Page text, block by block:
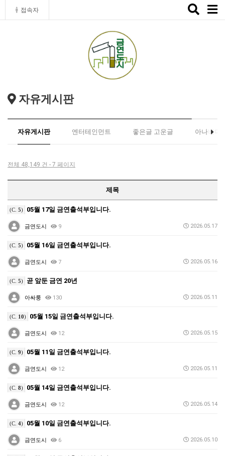
접속자
Toggle
자유게시판
자유게시판 엔터테인먼트 좋은글 고운글 아나바다
전체 48,149 건 - 7 페이지
제목
(C. 5) 05월 17일 금연출석부입니다.
금연도시 9 2026.05.17
(C. 5) 05월 16일 금연출석부입니다.
금연도시 7 2026.05.16
(C. 5) 곧 앞둔 금연 20년
아싸룽 130 2026.05.11
(C. 10) 05월 15일 금연출석부입니다.
금연도시 12 2026.05.15
(C. 9) 05월 11일 금연출석부입니다.
금연도시 12 2026.05.11
(C. 8) 05월 14일 금연출석부입니다.
금연도시 12 2026.05.14
(C. 4) 05월 10일 금연출석부입니다.
금연도시 6 2026.05.10